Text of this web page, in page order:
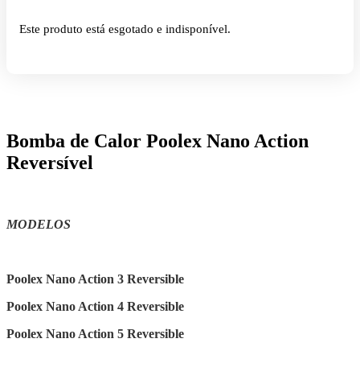
Este produto está esgotado e indisponível.
Bomba de Calor Poolex Nano Action
Reversível
MODELOS
Poolex Nano Action 3 Reversible
Poolex Nano Action 4 Reversible
Poolex Nano Action 5 Reversible